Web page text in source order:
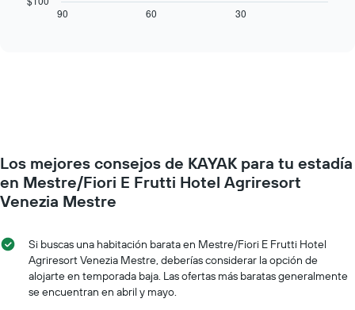
que
eje
Y
que
precio
promedio
de
una
muestra
que
se
acerca
la
de
estadía
El
gráfico
90 60 30
Los mejores consejos de KAYAK para tu estadía
en Mestre/Fiori E Frutti Hotel Agriresort
Venezia Mestre
Si buscas una habitación barata en Mestre/Fiori E Frutti Hotel
Agriresort Venezia Mestre, deberías considerar la opción de
alojarte en temporada baja. Las ofertas más baratas generalmente
se encuentran en abril y mayo.